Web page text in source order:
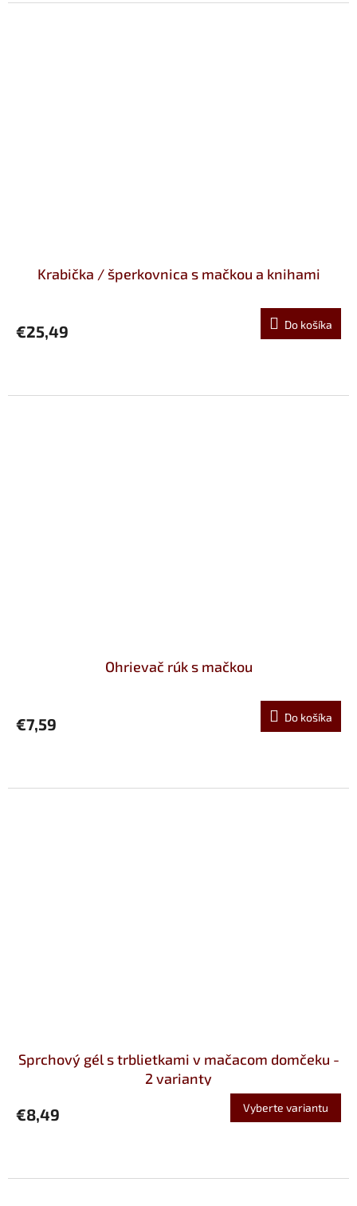
Krabička / šperkovnica s mačkou a knihami
€25,49 Do košíka
Ohrievač rúk s mačkou
€7,59 Do košíka
Sprchový gél s trblietkami v mačacom domčeku -
2 varianty
€8,49 Vyberte variantu